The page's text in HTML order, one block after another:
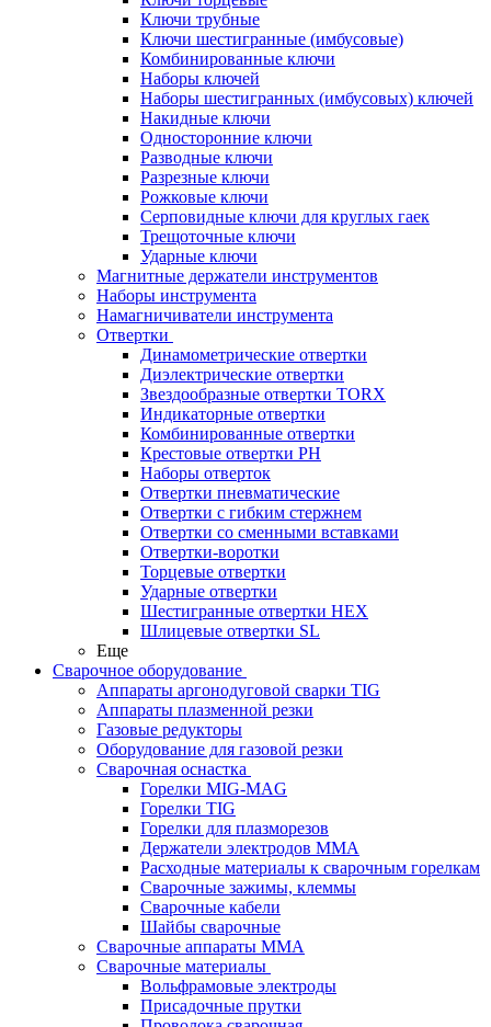
Ключи трубные
Ключи шестигранные (имбусовые)
Комбинированные ключи
Наборы ключей
Наборы шестигранных (имбусовых) ключей
Накидные ключи
Односторонние ключи
Разводные ключи
Разрезные ключи
Рожковые ключи
Серповидные ключи для круглых гаек
Трещоточные ключи
Ударные ключи
Магнитные держатели инструментов
Наборы инструмента
Намагничиватели инструмента
Отвертки
Динамометрические отвертки
Диэлектрические отвертки
Звездообразные отвертки TORX
Индикаторные отвертки
Комбинированные отвертки
Крестовые отвертки PH
Наборы отверток
Отвертки пневматические
Отвертки с гибким стержнем
Отвертки со сменными вставками
Отвертки-воротки
Торцевые отвертки
Ударные отвертки
Шестигранные отвертки HEX
Шлицевые отвертки SL
Еще
Сварочное оборудование
Аппараты аргонодуговой сварки TIG
Аппараты плазменной резки
Газовые редукторы
Оборудование для газовой резки
Сварочная оснастка
Горелки MIG-MAG
Горелки TIG
Горелки для плазморезов
Держатели электродов ММА
Расходные материалы к сварочным горелкам
Сварочные зажимы, клеммы
Сварочные кабели
Шайбы сварочные
Сварочные аппараты MMA
Сварочные материалы
Вольфрамовые электроды
Присадочные прутки